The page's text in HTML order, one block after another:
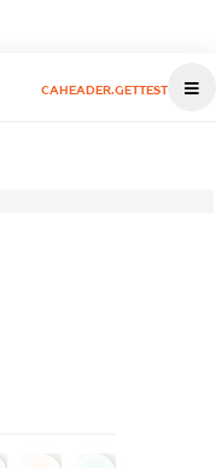
CAHEADER.GETTEST